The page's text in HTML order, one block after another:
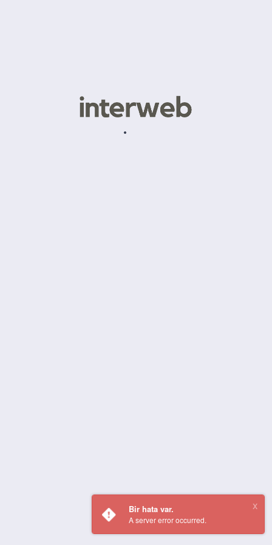
Bir hata var.
A server error occurred.